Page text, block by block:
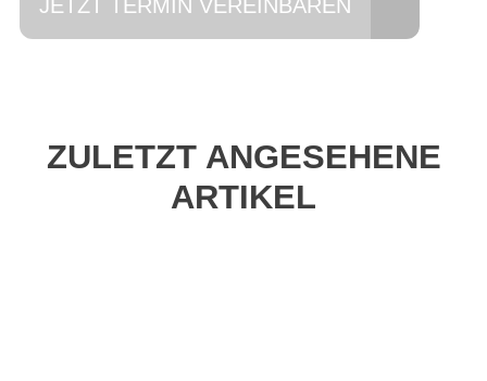
JETZT TERMIN VEREINBAREN
ZULETZT ANGESEHENE
ARTIKEL